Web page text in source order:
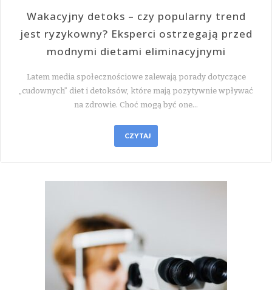
Wakacyjny detoks – czy popularny trend
jest ryzykowny? Eksperci ostrzegają przed
modnymi dietami eliminacyjnymi
Latem media społecznościowe zalewają porady dotyczące
„cudownych” diet i detoksów, które mają pozytywnie wpływać
na zdrowie. Choć mogą być one…
CZYTAJ